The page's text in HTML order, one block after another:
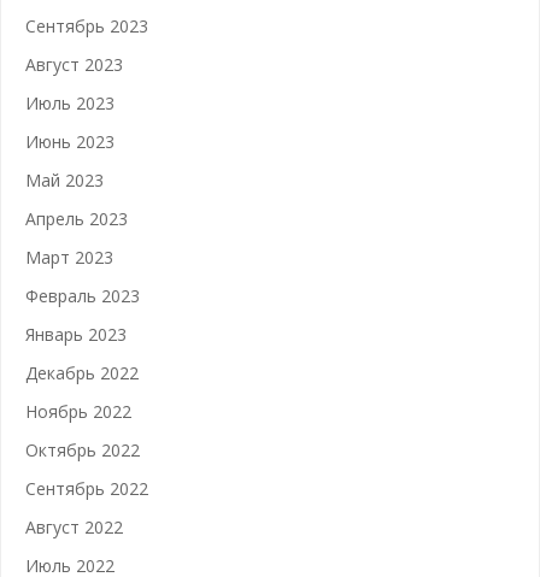
Сентябрь 2023
Август 2023
Июль 2023
Июнь 2023
Май 2023
Апрель 2023
Март 2023
Февраль 2023
Январь 2023
Декабрь 2022
Ноябрь 2022
Октябрь 2022
Сентябрь 2022
Август 2022
Июль 2022